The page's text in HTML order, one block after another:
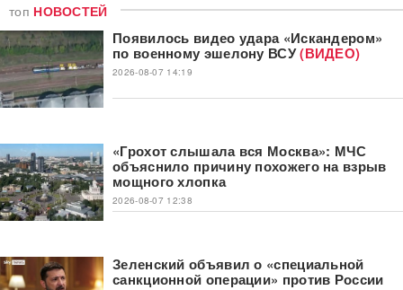
топ НОВОСТЕЙ
Появилось видео удара «Искандером»
по военному эшелону ВСУ(ВИДЕО)
2026-08-07 14:19
«Грохот слышала вся Москва»: МЧС
объяснило причину похожего на взрыв
мощного хлопка
2026-08-07 12:38
Зеленский объявил о «специальной
санкционной операции» против России